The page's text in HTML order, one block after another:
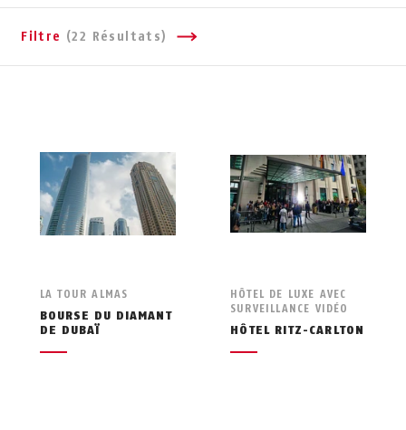
Filtre (22 Résultats)
LA TOUR ALMAS
BOURSE DU DIAMANT
DE DUBAÏ
HÔTEL DE LUXE AVEC
SURVEILLANCE VIDÉO
HÔTEL RITZ-CARLTON